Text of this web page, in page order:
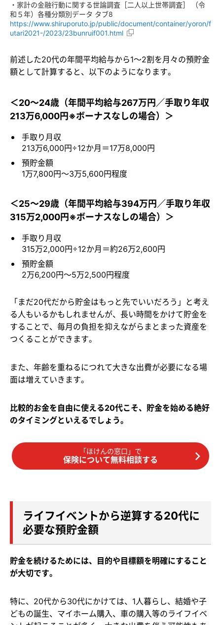
・家計の金融行動に関する世論調査［二人以上世帯調査］ （令
和５年）各種分類別データ タブ8
https://www.shiruporuto.jp/public/document/container/yoron/f
utari2021-/2023/23bunruif001.html
前述した20代の年間平均給与から1～2割を月々の預貯金
額として計算すると、以下のようになります。
＜20～24歳（年間平均給与267万円／手取り年収
213万6,000円※ボーナスなしの場合）＞
手取り月収
213万6,000円÷12か月＝17万8,000円
預貯金額
1万7,800円～3万5,600円程度
＜25～29歳（年間平均給与394万円／手取り年収
315万2,000円※ボーナスなしの場合）＞
手取り月収
315万2,000円÷12か月＝約26万2,600円
預貯金額
2万6,200円～5万2,500円程度
「まだ20代だから貯金はもっと先でいいだろう」と考え
る人もいるかもしれませんが、長い時間をかけて貯金を
することで、毎月の負担を抑えながらまとまった資産を
つくることができます。
また、年齢を重ねるにつれて大きな出費が必要になる場
面は増えていきます。
比較的お金を自由に使える20代こそ、貯金を始める絶好
のタイミングといえるでしょう。
「ほけんの窓口」で
保険について無料相談する
ライフイベントから逆算する20代に
必要な預貯金額
貯金を続けるためには、目的や目標額を明確にすること
が大切です。
特に、20代から30代にかけては、1人暮らし、結婚や子
どもの誕生、マイホーム購入、車の購入等のライフイベ